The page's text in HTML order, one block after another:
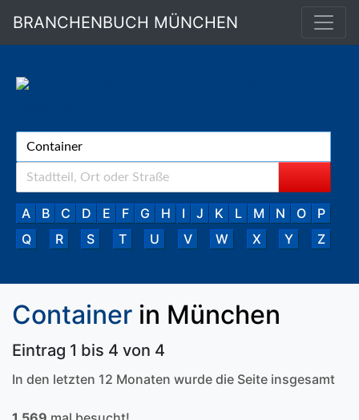
BRANCHENBUCH MÜNCHEN
A B C D E F G H I J K L M N O
P
Q
R S T U V W X Y Z
Container in München
Eintrag 1 bis 4 von 4
In den letzten 12 Monaten wurde die Seite insgesamt